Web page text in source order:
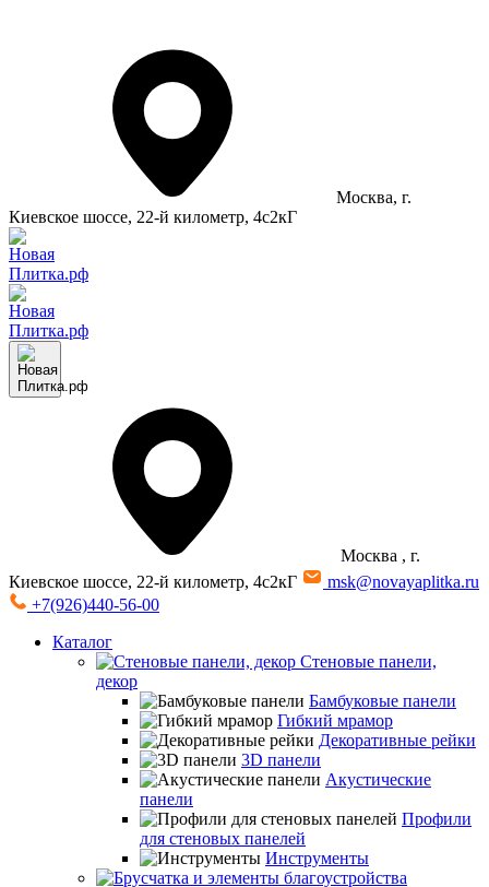
Москва, г.
Киевское шоссе, 22-й километр, 4с2кГ
Москва , г.
Киевское шоссе, 22-й километр, 4с2кГ
msk@novayaplitka.ru
+7(926)440-56-00
Каталог
Стеновые панели,
декор
Бамбуковые панели
Гибкий мрамор
Декоративные рейки
3D панели
Акустические
панели
Профили
для стеновых панелей
Инструменты